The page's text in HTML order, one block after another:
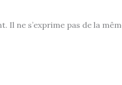
Il ne s’exprime pas de la